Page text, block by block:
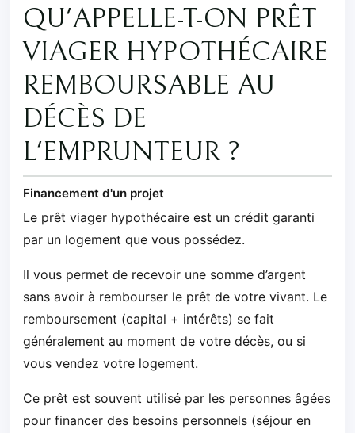
QU'APPELLE-T-ON PRÊT
VIAGER HYPOTHÉCAIRE
REMBOURSABLE AU
DÉCÈS DE
L'EMPRUNTEUR ?
Financement d'un projet
Le prêt viager hypothécaire est un crédit garanti
par un logement que vous possédez.
Il vous permet de recevoir une somme d’argent
sans avoir à rembourser le prêt de votre vivant. Le
remboursement (capital + intérêts) se fait
généralement au moment de votre décès, ou si
vous vendez votre logement.
Ce prêt est souvent utilisé par les personnes âgées
pour financer des besoins personnels (séjour en